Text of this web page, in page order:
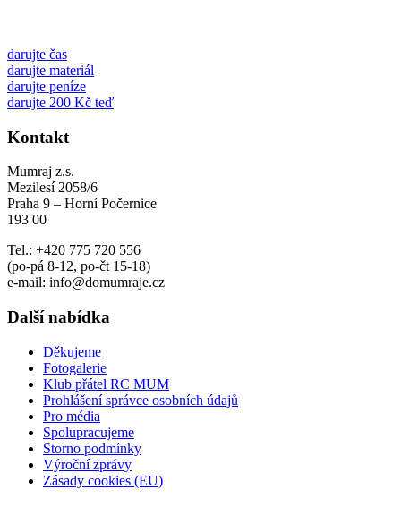
darujte čas
darujte materiál
darujte peníze
darujte 200 Kč teď
Kontakt
Mumraj z.s.
Mezilesí 2058/6
Praha 9 – Horní Počernice
193 00
Tel.: +420 775 720 556
(po-pá 8-12, po-čt 15-18)
e-mail: info@domumraje.cz
Další nabídka
Děkujeme
Fotogalerie
Klub přátel RC MUM
Prohlášení správce osobních údajů
Pro média
Spolupracujeme
Storno podmínky
Výroční zprávy
Zásady cookies (EU)